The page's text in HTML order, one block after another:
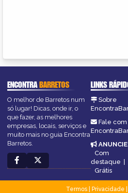
ENCONTRABARRETOS
O melhor de Barretos num
só lugar! Dicas, onde ir, o
que fazer, as melhores
empresas, locais, serviços e
muito mais no guia Encontra
Barretos.
LINKS
Sobre
Fale com
ANUNCIE:
Com
destaque |
Grátis
Termos| Privacidade